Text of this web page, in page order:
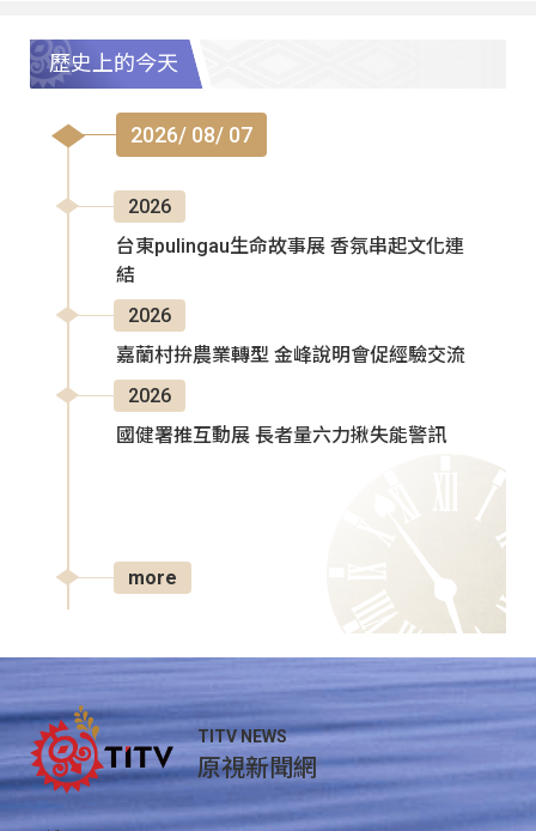
歷史上的今天
2026/ 08/ 07
2026
台東pulingau生命故事展 香氛串起文化連
結
2026
嘉蘭村拚農業轉型 金峰說明會促經驗交流
2026
國健署推互動展 長者量六力揪失能警訊
more
TITV NEWS
原視新聞網